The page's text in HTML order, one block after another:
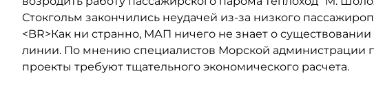
Стокгольм закончились неудачей из-за низкого
<BR>Как ни странно, МАП ничего не знает о
линии. По мнению специалистов Морской администрации
проекты требуют тщательного экономического расчета.